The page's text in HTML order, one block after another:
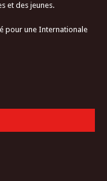
et des jeunes.
pour une Internationale